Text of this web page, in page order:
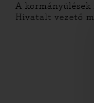
A
Hivatalt vezető